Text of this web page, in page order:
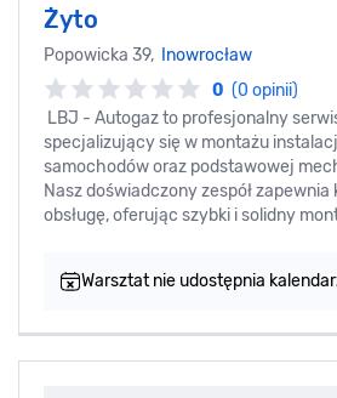
Żyto
Popowicka 39,
Inowrocław
0 (0 opinii)
LBJ - Autogaz to profesjonalny
specjalizujący się w montażu
samochodów oraz podstawowej
Nasz doświadczony zespół zapewnia
obsługę, oferując szybki i solidny
Warsztat nie udostępnia